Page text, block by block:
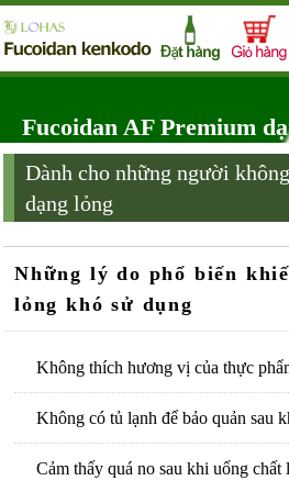
Fucoidan AF Premium
Dành cho những người
dạng lỏng
Những lý do phổ biến
lỏng khó sử dụng
Không thích hương vị của thực
Không có tủ lạnh để bảo quản sau
Cảm thấy quá no sau khi uống chất